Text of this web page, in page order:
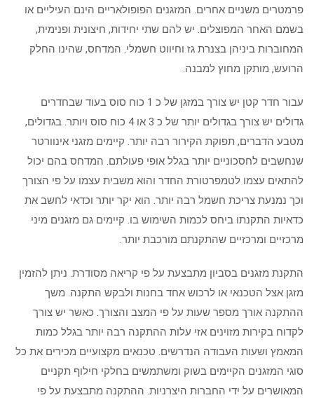
פרמטרים משניים אחרים. המזגנים הפופולאריים הינם העיליים או
בשמם האחר המפוצלים. יש להם שתי יחידות, חיצונית ופנימית,
המחוברות ביניהן בצנרת גז וחיווט חשמלי. המדחס, שהינו החלק
הרועש, מותקן מחוץ למבנה.
עבור חדר קטן יש צורך במזגן של כ 1 כוח סוס בעוד שבחדרים
גדולים יש צורך בגדולים יותר של כ 3 או 4 כוח סוס ויותר. בגדולים,
מטבע הדברים, תפוקת הקירור רבה יותר. קיימים מזגני אינוורטר
שנחשבים לחסכוניים יותר בגלל אופי פעולתם. המדחס בהם יכול
להתאים עצמו לטמפרטורת החדר והוא משבית עצמו על פי הצורך
וכך נמנעת צריכת חשמל רבה יותר. הוא יקר יותר וכדאי לחשב את
כדאיות התקנתו ביחס לכמות השימוש בו. קיימים גם מזגנים מיני
מרכזיים ומרכזיים שהתקנתם מורכבת יותר.
התקנת מזגנים בסביון מתבצעת על פי קריאה מסודרת. ניתן להזמין
מזגן אצל הטכנאי או לרכוש אחד בחנות ולבקש התקנה. משך
ההתקנה אורך מספר שעות על פי המצב והצורך. כאשר יש צורך
לקדוח בקירות מזוינים אזי עלות ההתקנה רבה יותר בגלל כמות
המאמץ ושעות העבודה הנדרשים. טכנאים מקצועיים מכירים את כל
סוגי המזגנים הקיימים בשוק ומשתמשים בחלקי חילוף תקניים
המאושרים על ידי החברות היצרניות. ההתקנה מתבצעת על פי